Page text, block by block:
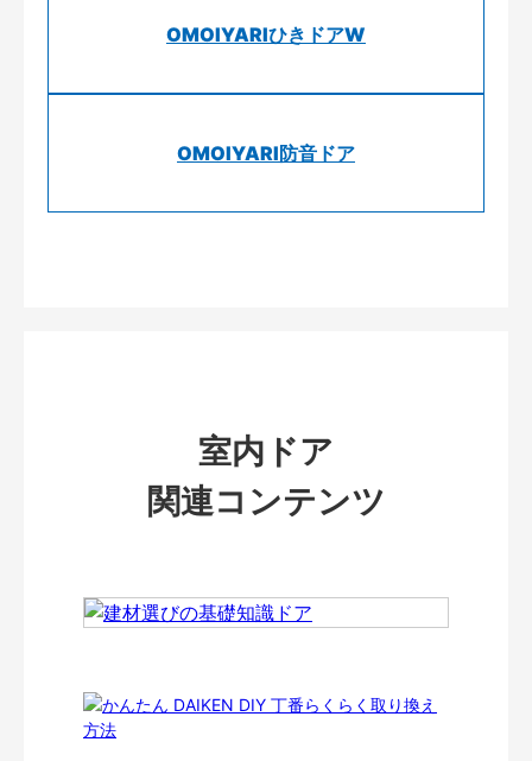
OMOIYARIひきドアW
OMOIYARI防音ドア
室内ドア
関連コンテンツ